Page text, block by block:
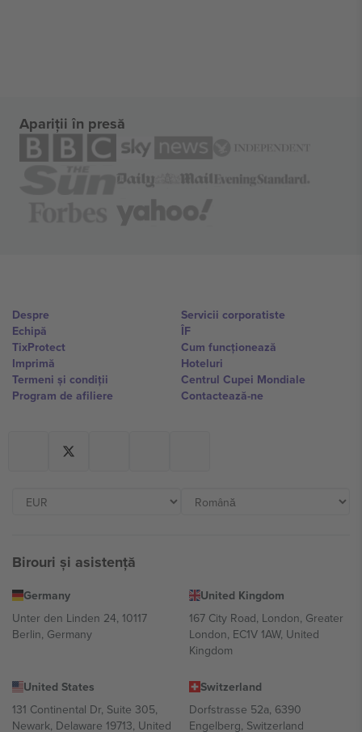
Apariții în presă
Despre
Echipă
TixProtect
Imprimă
Termeni și condiții
Program de afiliere
Servicii corporatiste
ÎF
Cum funcționează
Hoteluri
Centrul Cupei Mondiale
Contactează-ne
Birouri și asistență
Germany
Unter den Linden 24, 10117
Berlin, Germany
United Kingdom
167 City Road, London, Greater
London, EC1V 1AW, United
Kingdom
United States
131 Continental Dr, Suite 305,
Newark, Delaware 19713, United
Switzerland
Dorfstrasse 52a, 6390
Engelberg, Switzerland